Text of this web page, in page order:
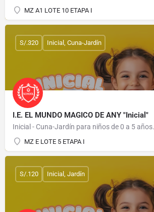
MZ A1 LOTE 10 ETAPA I
I.E. EL MUNDO MAGICO DE ANY "Inicial"
Inicial - Cuna-Jardín para niños de 0 a 5 años.
MZ E LOTE 5 ETAPA I
S/.320 Inicial, Cuna-Jardín
S/.120 Inicial, Jardín